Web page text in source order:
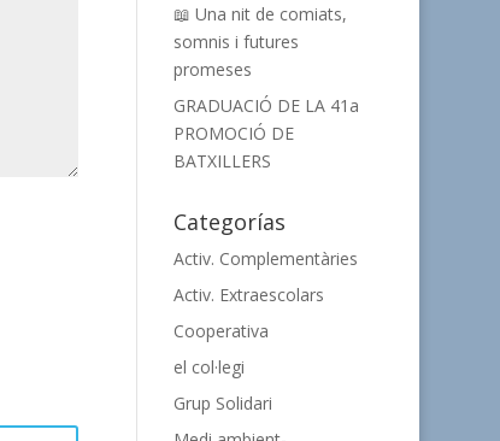
📖 Una nit de comiats,
somnis i futures
promeses
GRADUACIÓ DE LA 41a
PROMOCIÓ DE
BATXILLERS
Categorías
Activ. Complementàries
Activ. Extraescolars
Cooperativa
el col·legi
Grup Solidari